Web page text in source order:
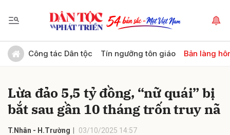
Công tác Dân tộc Tín ngưỡng tôn giáo Bản làng
Lừa đảo 5,5 tỷ đồng, “nữ quái” bị
bắt sau gần 10 tháng trốn truy nã
T.Nhân - H.Trường 03/10/2025 14:57
Gửi bình luận